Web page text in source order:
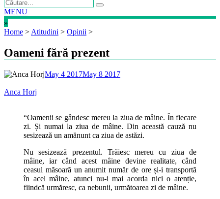
MENU
»
Home > Atitudini > Opinii >
Oameni fără prezent
May 4 2017May 8 2017
Anca Horj
“Oamenii se gândesc mereu la ziua de mâine. În fiecare
zi. Și numai la ziua de mâine. Din această cauză nu
sesizează un amănunt ca ziua de astăzi.
Nu sesizează prezentul. Trăiesc mereu cu ziua de
mâine, iar când acest mâine devine realitate, când
ceasul măsoară un anumit număr de ore și-i transportă
în acel mâine, atunci nu-i mai acorda nici o atenție,
fiindcă urmăresc, ca nebunii, următoarea zi de mâine.